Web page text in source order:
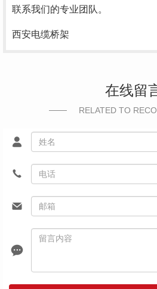
联系我们的专业团队。
西安电缆桥架
在线留
RELATED TO